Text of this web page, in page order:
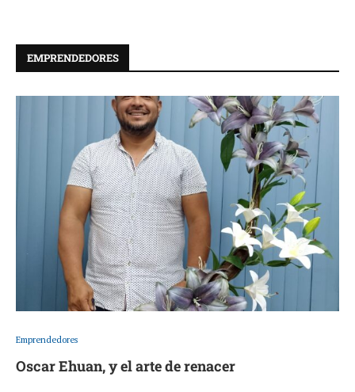
EMPRENDEDORES
Emprendedores
Oscar Ehuan, y el arte de renacer